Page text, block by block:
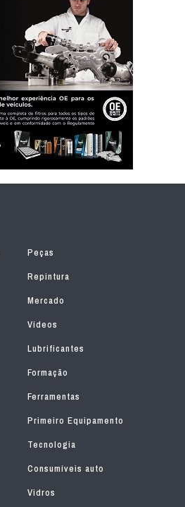
Peças
Repintura
Mercado
Vídeos
Lubrificantes
Formação
Ferramentas
Primeiro Equipamento
Tecnologia
Consumíveis auto
Vidros